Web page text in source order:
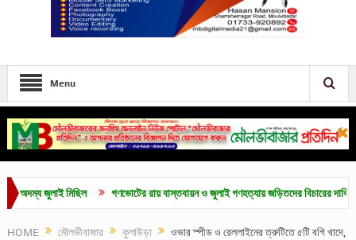
Menu
জুলাই মিছিল গণভোটের রায় বাস্তবায়ন ও জুলাই গণহত্যায় জড়িতদের বিচারের দাবিতে
HOME মৌলভীবাজার কুলাউড়া
ওভার স্পীড ও রেললাইনের ত্রুটিতে ৫টি বগি খাদে,